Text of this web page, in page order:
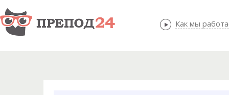
Как мы
Как мы